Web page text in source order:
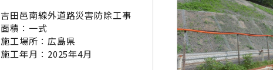
吉田邑南線外道路災害防除工事
面積：一式
施工場所：広島県
施工年月：2025年4月